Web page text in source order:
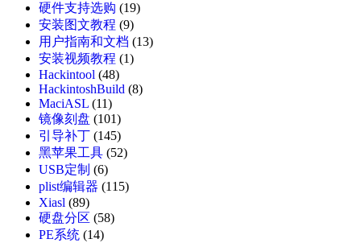
硬件支持选购 (19)
安装图文教程 (9)
用户指南和文档 (13)
安装视频教程 (1)
Hackintool (48)
HackintoshBuild (8)
MaciASL (11)
镜像刻盘 (101)
引导补丁 (145)
黑苹果工具 (52)
USB定制 (6)
plist编辑器 (115)
Xiasl (89)
硬盘分区 (58)
PE系统 (14)